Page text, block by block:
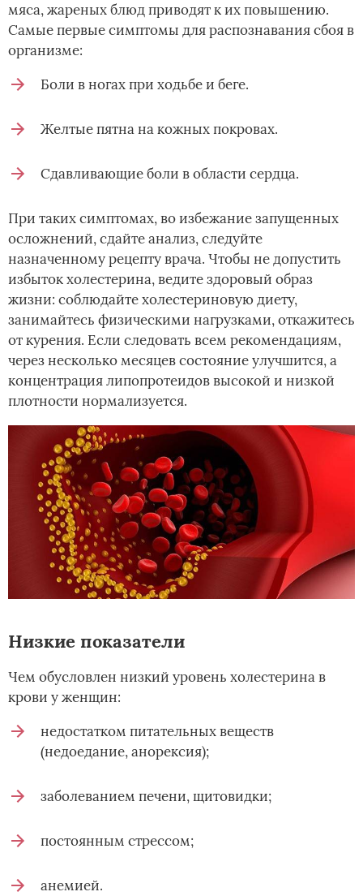
мяса, жареных блюд приводят к их повышению.
Самые первые симптомы для распознавания сбоя в
организме:
Боли в ногах при ходьбе и беге.
Желтые пятна на кожных покровах.
Сдавливающие боли в области сердца.
При таких симптомах, во избежание запущенных
осложнений, сдайте анализ, следуйте
назначенному рецепту врача. Чтобы не допустить
избыток холестерина, ведите здоровый образ
жизни: соблюдайте холестериновую диету,
занимайтесь физическими нагрузками, откажитесь
от курения. Если следовать всем рекомендациям,
через несколько месяцев состояние улучшится, а
концентрация липопротеидов высокой и низкой
плотности нормализуется.
Низкие показатели
Чем обусловлен низкий уровень холестерина в
крови у женщин:
недостатком питательных веществ
(недоедание, анорексия);
заболеванием печени, щитовидки;
постоянным стрессом;
анемией.